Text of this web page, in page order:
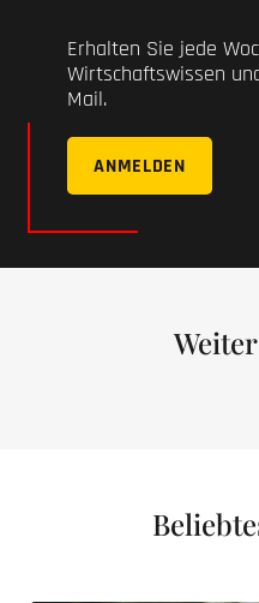
Erhalten Sie jede
Wirtschaftswissen
Mail.
ANMELDEN